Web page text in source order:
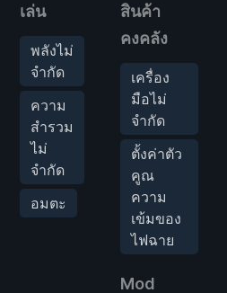
เล่น
พลังไม่
จำกัด
ความ
สำรวม
ไม่
จำกัด
อมตะ
สินค้า
คงคลัง
เครื่อง
มือไม่
จำกัด
ตั้งค่าตัว
คูณ
ความ
เข้มของ
ไฟฉาย
Mod